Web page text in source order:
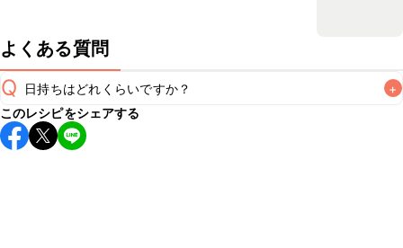
よくある質問
Q 日持ちはどれくらいですか？ +
保存期間は冷蔵で当日中が目安です。なるべくお早めにお召
し上がりください。
このレシピをシェアする